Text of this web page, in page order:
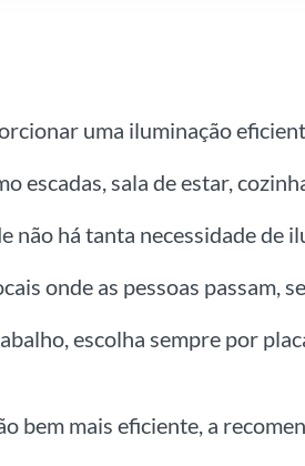
uma iluminação
escadas, sala de estar,
não há tanta necessidade
onde as pessoas passam,
escolha sempre por
bem mais eficiente, a